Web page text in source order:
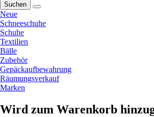
Suchen
Neue
Schneeschuhe
Schuhe
Textilien
Bälle
Zubehör
Gepäckaufbewahrung
Räumungsverkauf
Marken
Wird zum Warenkorb